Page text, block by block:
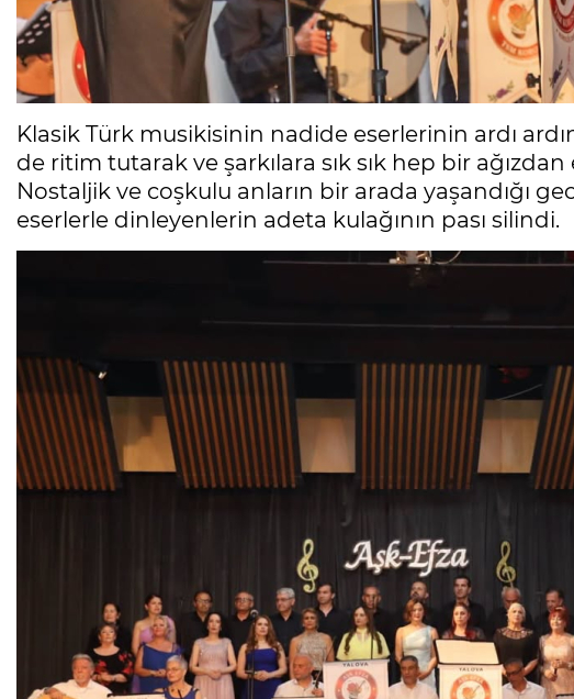
Klasik Türk musikisinin nadide eserlerinin ardı
de ritim tutarak ve şarkılara sık sık hep bir
Nostaljik ve coşkulu anların bir arada yaşandığı
eserlerle dinleyenlerin adeta kulağının pası silindi.